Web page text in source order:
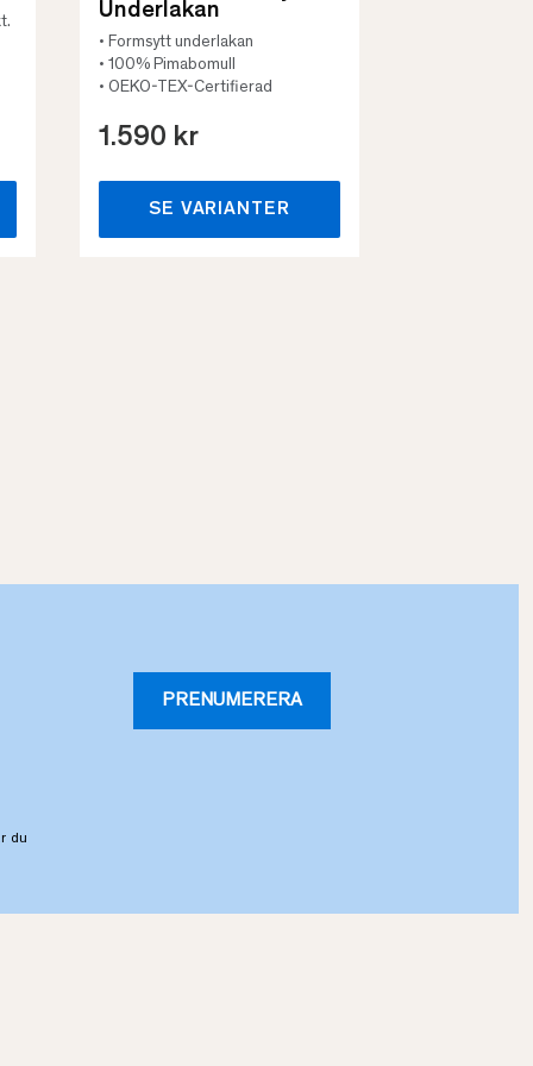
Underlakan
• Formsytt underlakan
• 100% Pimabomull
• OEKO-TEX-Certifierad
1.590 kr
SE VARIANTER
PRENUMERERA
du